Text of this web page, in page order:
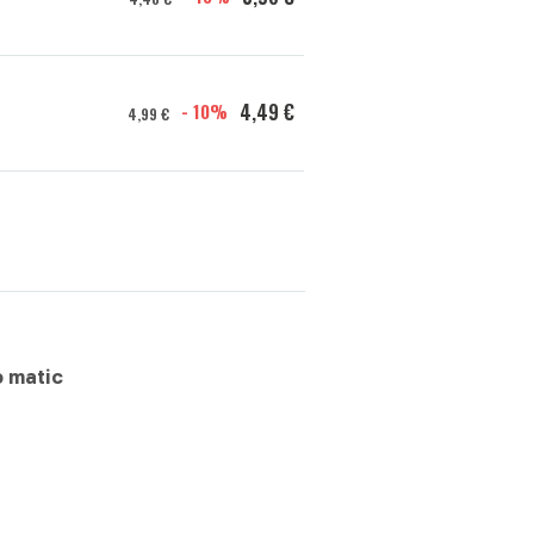
4,99 € - 10% 4,49 €
matic